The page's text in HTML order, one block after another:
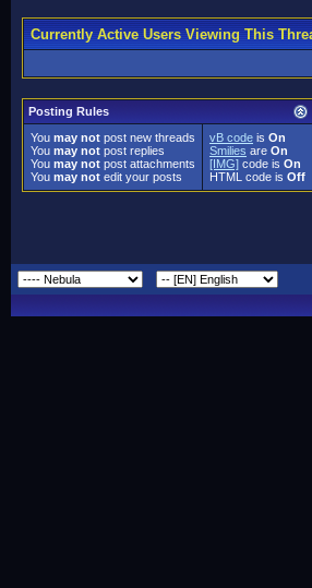
Currently Active Users Viewing This
Posting Rules
You may not post new threads
You may not post replies
You may not post attachments
You may not edit your posts
vB code is On
Smilies are On
[IMG] code is On
HTML code is Off